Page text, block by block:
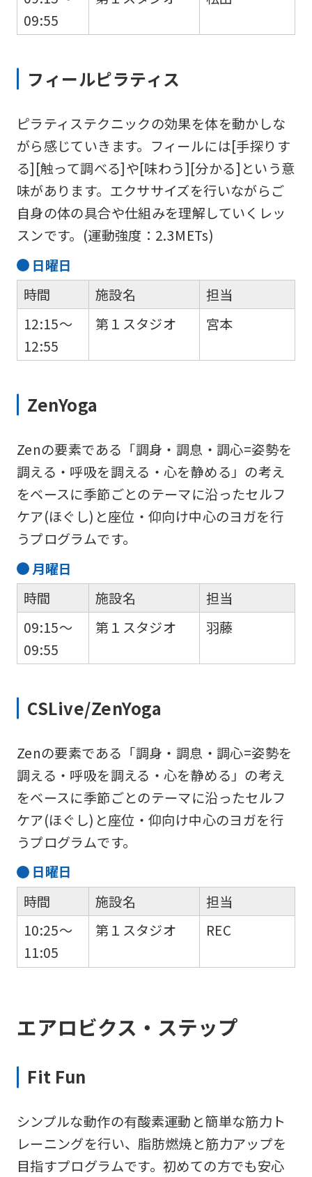
09:55
フィールピラティス
ピラティステクニックの効果を体を動かしな
がら感じていきます。フィールには[手探りす
る][触って調べる]や[味わう][分かる]という意
味があります。エクササイズを行いながらご
自身の体の具合や仕組みを理解していくレッ
スンです。(運動強度：2.3METs)
日曜日
時間
12:15～
12:55
施設名
第１スタジオ
担当
宮本
ZenYoga
Zenの要素である「調身・調息・調心=姿勢を
調える・呼吸を調える・心を静める」の考え
をベースに季節ごとのテーマに沿ったセルフ
ケア(ほぐし)と座位・仰向け中心のヨガを行
うプログラムです。
月曜日
時間
09:15～
09:55
施設名
第１スタジオ
担当
羽藤
CSLive/ZenYoga
Zenの要素である「調身・調息・調心=姿勢を
調える・呼吸を調える・心を静める」の考え
をベースに季節ごとのテーマに沿ったセルフ
ケア(ほぐし)と座位・仰向け中心のヨガを行
うプログラムです。
日曜日
時間
10:25～
11:05
施設名
第１スタジオ
担当
REC
エアロビクス・ステップ
Fit Fun
シンプルな動作の有酸素運動と簡単な筋力ト
レーニングを行い、脂肪燃焼と筋力アップを
目指すプログラムです。初めての方でも安心
of
website
be
translated
mechanically,
so
it
may
be
an
accurate
from
the
original
content.
you
fully
understand
before
the
service.
Automatic